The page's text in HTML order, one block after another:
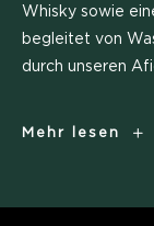
Whisky sowie
begleitet von
durch unseren
Mehr lesen
Whisky